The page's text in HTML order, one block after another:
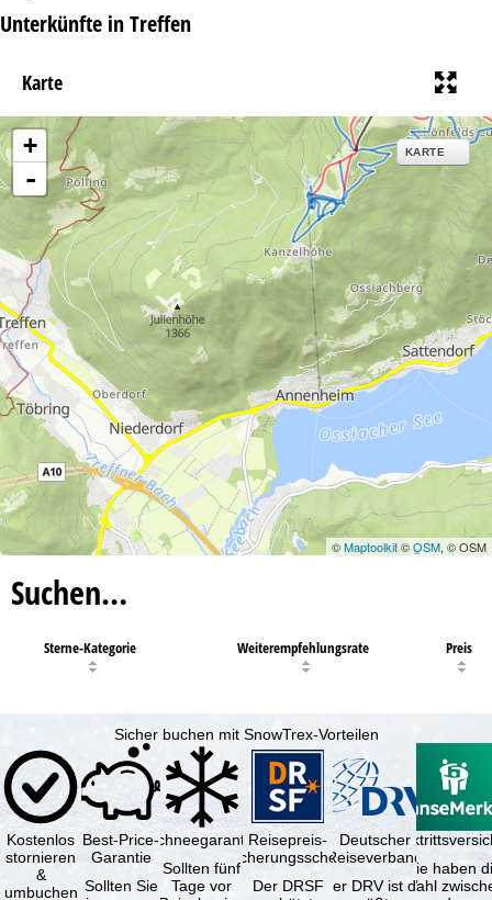
Unterkünfte in Treffen
Karte
+
-
KARTE
©Maptoolkit©OSM, © OSM
Suchen…
Sterne-Kategorie Weiterempfehlungsrate Preis
Sicher buchen mit SnowTrex-Vorteilen
Kostenlos
stornieren
&
umbuchen
Best-Price-
Garantie
Sollten Sie
Schneegarantie
Sollten fünf
Tage vor
Reisepreis-
Sicherungsschein
Der DRSF
Deutscher
Reiseverband
Der DRV ist die
Sie haben
Wahl